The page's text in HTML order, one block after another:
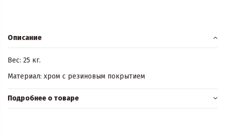
Описание
Вес: 25 кг.
Материал: хром с резиновым покрытием
Подробнее о товаре